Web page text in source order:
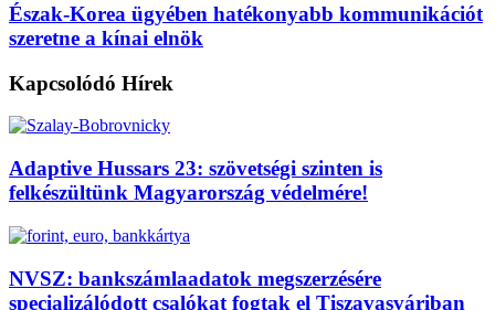
Észak-Korea ügyében hatékonyabb kommunikációt
szeretne a kínai elnök
Kapcsolódó Hírek
Adaptive Hussars 23: szövetségi szinten is
felkészültünk Magyarország védelmére!
NVSZ: bankszámlaadatok megszerzésére
specializálódott csalókat fogtak el Tiszavasváriban